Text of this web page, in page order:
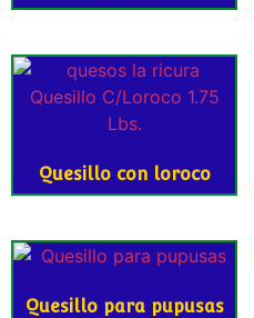
Quesillo con loroco
Quesillo para pupusas